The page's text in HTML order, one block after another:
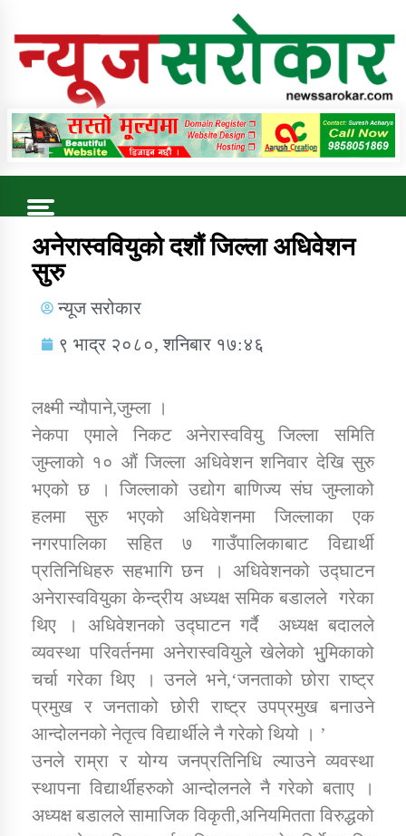
Online News Portal
Trending Now
कुषि बिकास कार्यालय जुम्ला सुचना सन्देश
डिभिजन कार्यालय जुम्लाको सुचना सन्देश
कर्णाली प्रविधि शिक्षालय जुम्लाको सुचना
सामाजिक बिकास कार्यालय जुम्लाकाे सुचना
अनेरास्ववियुको दशौं जिल्ला अधिवेशन
सुरु
न्यूज सरोकार
९ भाद्र २०८०, शनिबार १७:४६
लक्ष्मी न्यौपाने,जुम्ला ।
नेकपा एमाले निकट अनेरास्ववियु जिल्ला समिति
जुम्लाको १० औं जिल्ला अधिवेशन शनिवार देखि सुरु
भएको छ । जिल्लाको उद्योग बाणिज्य संघ जुम्लाको
हलमा सुरु भएको अधिवेशनमा जिल्लाका एक
नगरपालिका सहित ७ गाउँपालिकाबाट विद्यार्थी
प्रतिनिधिहरु सहभागि छन । अधिवेशनको उद्घाटन
अनेरास्ववियुका केन्द्रीय अध्यक्ष समिक बडालले गरेका
थिए । अधिवेशनको उद्घाटन गर्दै अध्यक्ष बदालले
व्यवस्था परिवर्तनमा अनेरास्ववियुले खेलेको भु्मिकाको
चर्चा गरेका थिए । उनले भने,‘जनताको छोरा राष्ट्र
प्रमुख र जनताको छोरी राष्ट्र उपप्रमुख बनाउने
आन्दोलनको नेतृत्व विद्यार्थीले नै गरेको थियो । ’
उनले राम्रा र योग्य जनप्रतिनिधि ल्याउने व्यवस्था
स्थापना विद्यार्थीहरुको आन्दोलनले नै गरेको बताए ।
अध्यक्ष बडालले सामाजिक विकृती,अनियमितता विरुद्धको